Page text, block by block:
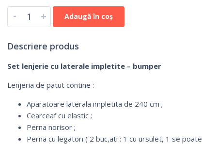
- + Adaugă în coș
Descriere produs
Set lenjerie cu laterale impletite – bumper
Lenjeria de patut contine :
Aparatoare laterala impletita de 240 cm ;
Cearceaf cu elastic ;
Perna norisor ;
Perna cu legatori ( 2 buc,ati : 1 cu ursulet, 1 se poate